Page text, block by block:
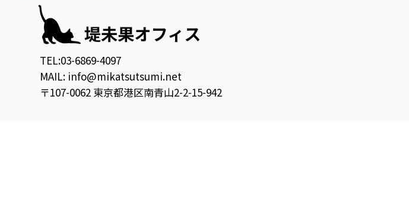
TEL:03-6869-4097
MAIL: info@mikatsutsumi.net
〒107-0062 東京都港区南青山2-2-15-942